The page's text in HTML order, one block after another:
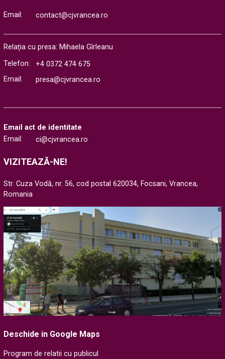
Email: contact@cjvrancea.ro
Relația cu presa: Mihaela Gîrleanu
Telefon:
+4 0372 474 675
Email:
presa@cjvrancea.ro
Email act de identitate
Email:
ci@cjvrancea.ro
VIZITEAZĂ-NE!
Str. Cuza Vodă, nr. 56, cod postal 620034, Focsani, Vrancea,
Romania
Deschide in Google Maps
Program de relatii cu publicul